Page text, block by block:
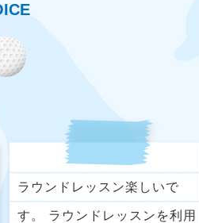
ラウンドレッスン楽しいで
す。 ラウンドレッスンを利用